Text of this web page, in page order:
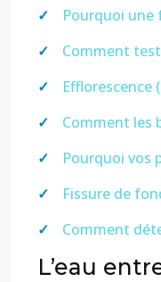
Pourquoi une
Comment
Efflorescence
Comment les
Pourquoi vos
Fissure de
Comment
L’eau